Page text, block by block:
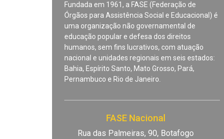
Fundada em 1961, a FASE (Federação de
Órgãos para Assistência Social e Educacional) é
uma organização não governamental de
educação popular e defesa dos direitos
humanos, sem fins lucrativos, com atuação
nacional e unidades regionais em seis estados:
Bahia, Espírito Santo, Mato Grosso, Pará,
Pernambuco e Rio de Janeiro.
FASE Nacional
Rua das Palmeiras, 90, Botafogo